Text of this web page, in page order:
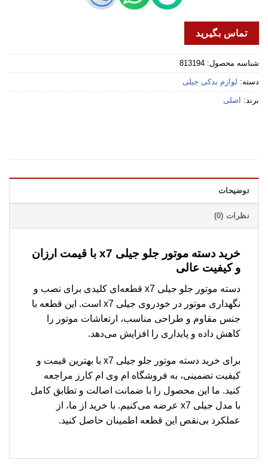
تماس بگیرید
شناسه محصول: 813194
دسته: لوازم یدکی جیلی
برند: اصلی
توضیحات
نظرات (0)
خرید دسته موتور جلو جیلی x7 با قیمت ارزان
و کیفیت عالی
دسته موتور جلو جیلی x7 قطعه‌ای کلیدی برای نصب و
نگهداری موتور در خودروی جیلی x7 است. این قطعه با
جنس مقاوم و طراحی مناسب، ارتعاشات موتور را
کاهش داده و پایداری را افزایش می‌دهد.
برای خرید دسته موتور جلو جیلی x7 با بهترین قیمت و
کیفیت تضمینی، به فروشگاه ام وی ام کارز مراجعه
کنید. ما این محصول را با ضمانت اصالت و تطابق کامل
با مدل جیلی x7 عرضه می‌کنیم. با خرید از ما، از
عملکرد بی‌نقص این قطعه اطمینان حاصل کنید.